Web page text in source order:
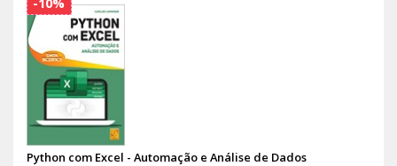
Python com Excel - Automação e Análise de Dados
-10%